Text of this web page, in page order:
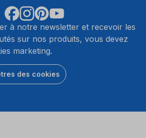
à notre newsletter et recevoir les
sur nos produits, vous devez
marketing.
des cookies